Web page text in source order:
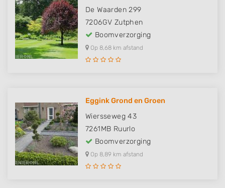
De Waarden 299
7206GV Zutphen
Boomverzorging
Op 8,68 km afstand
Eggink Grond en Groen
Wiersseweg 43
7261MB Ruurlo
Boomverzorging
Op 8,89 km afstand